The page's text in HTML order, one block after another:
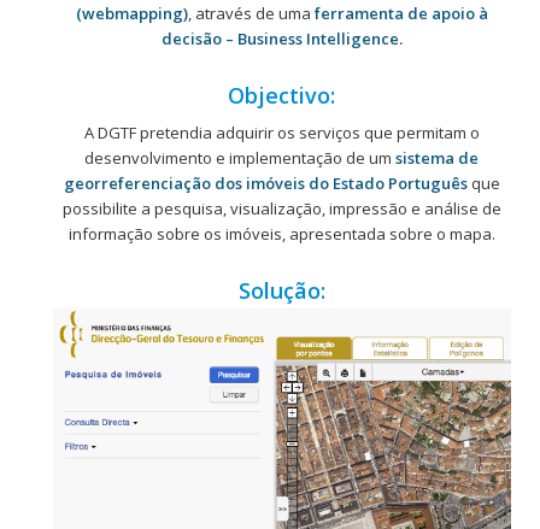
(webmapping), através de uma ferramenta de apoio à
decisão – Business Intelligence.
Objectivo:
A DGTF pretendia adquirir os serviços que permitam o
desenvolvimento e implementação de umsistema de
georreferenciação dos imóveis do Estado Portuguêsque
possibilite a pesquisa, visualização, impressão e análise de
informação sobre os imóveis, apresentada sobre o mapa.
Solução: